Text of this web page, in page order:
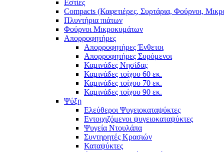
Εστίες
Compacts (Καφετιέρες, Συρτάρια, Φούρνοι,
Πλυντήρια πιάτων
Φούρνοι Μικροκυμάτων
Απορροφητήρες
Απορροφητήρες Ένθετοι
Απορροφητήρες Συρόμενοι
Καμινάδες Νησίδας
Καμινάδες τοίχου 60 εκ.
Καμινάδες τοίχου 70 εκ.
Καμινάδες τοίχου 90 εκ.
Ψύξη
Ελεύθεροι Ψυγειοκαταψύκτες
Εντοιχιζόμενοι ψυγειοκαταψύκτες
Ψυγεία Ντουλάπα
Συντηρητές Κρασιών
Καταψύκτες